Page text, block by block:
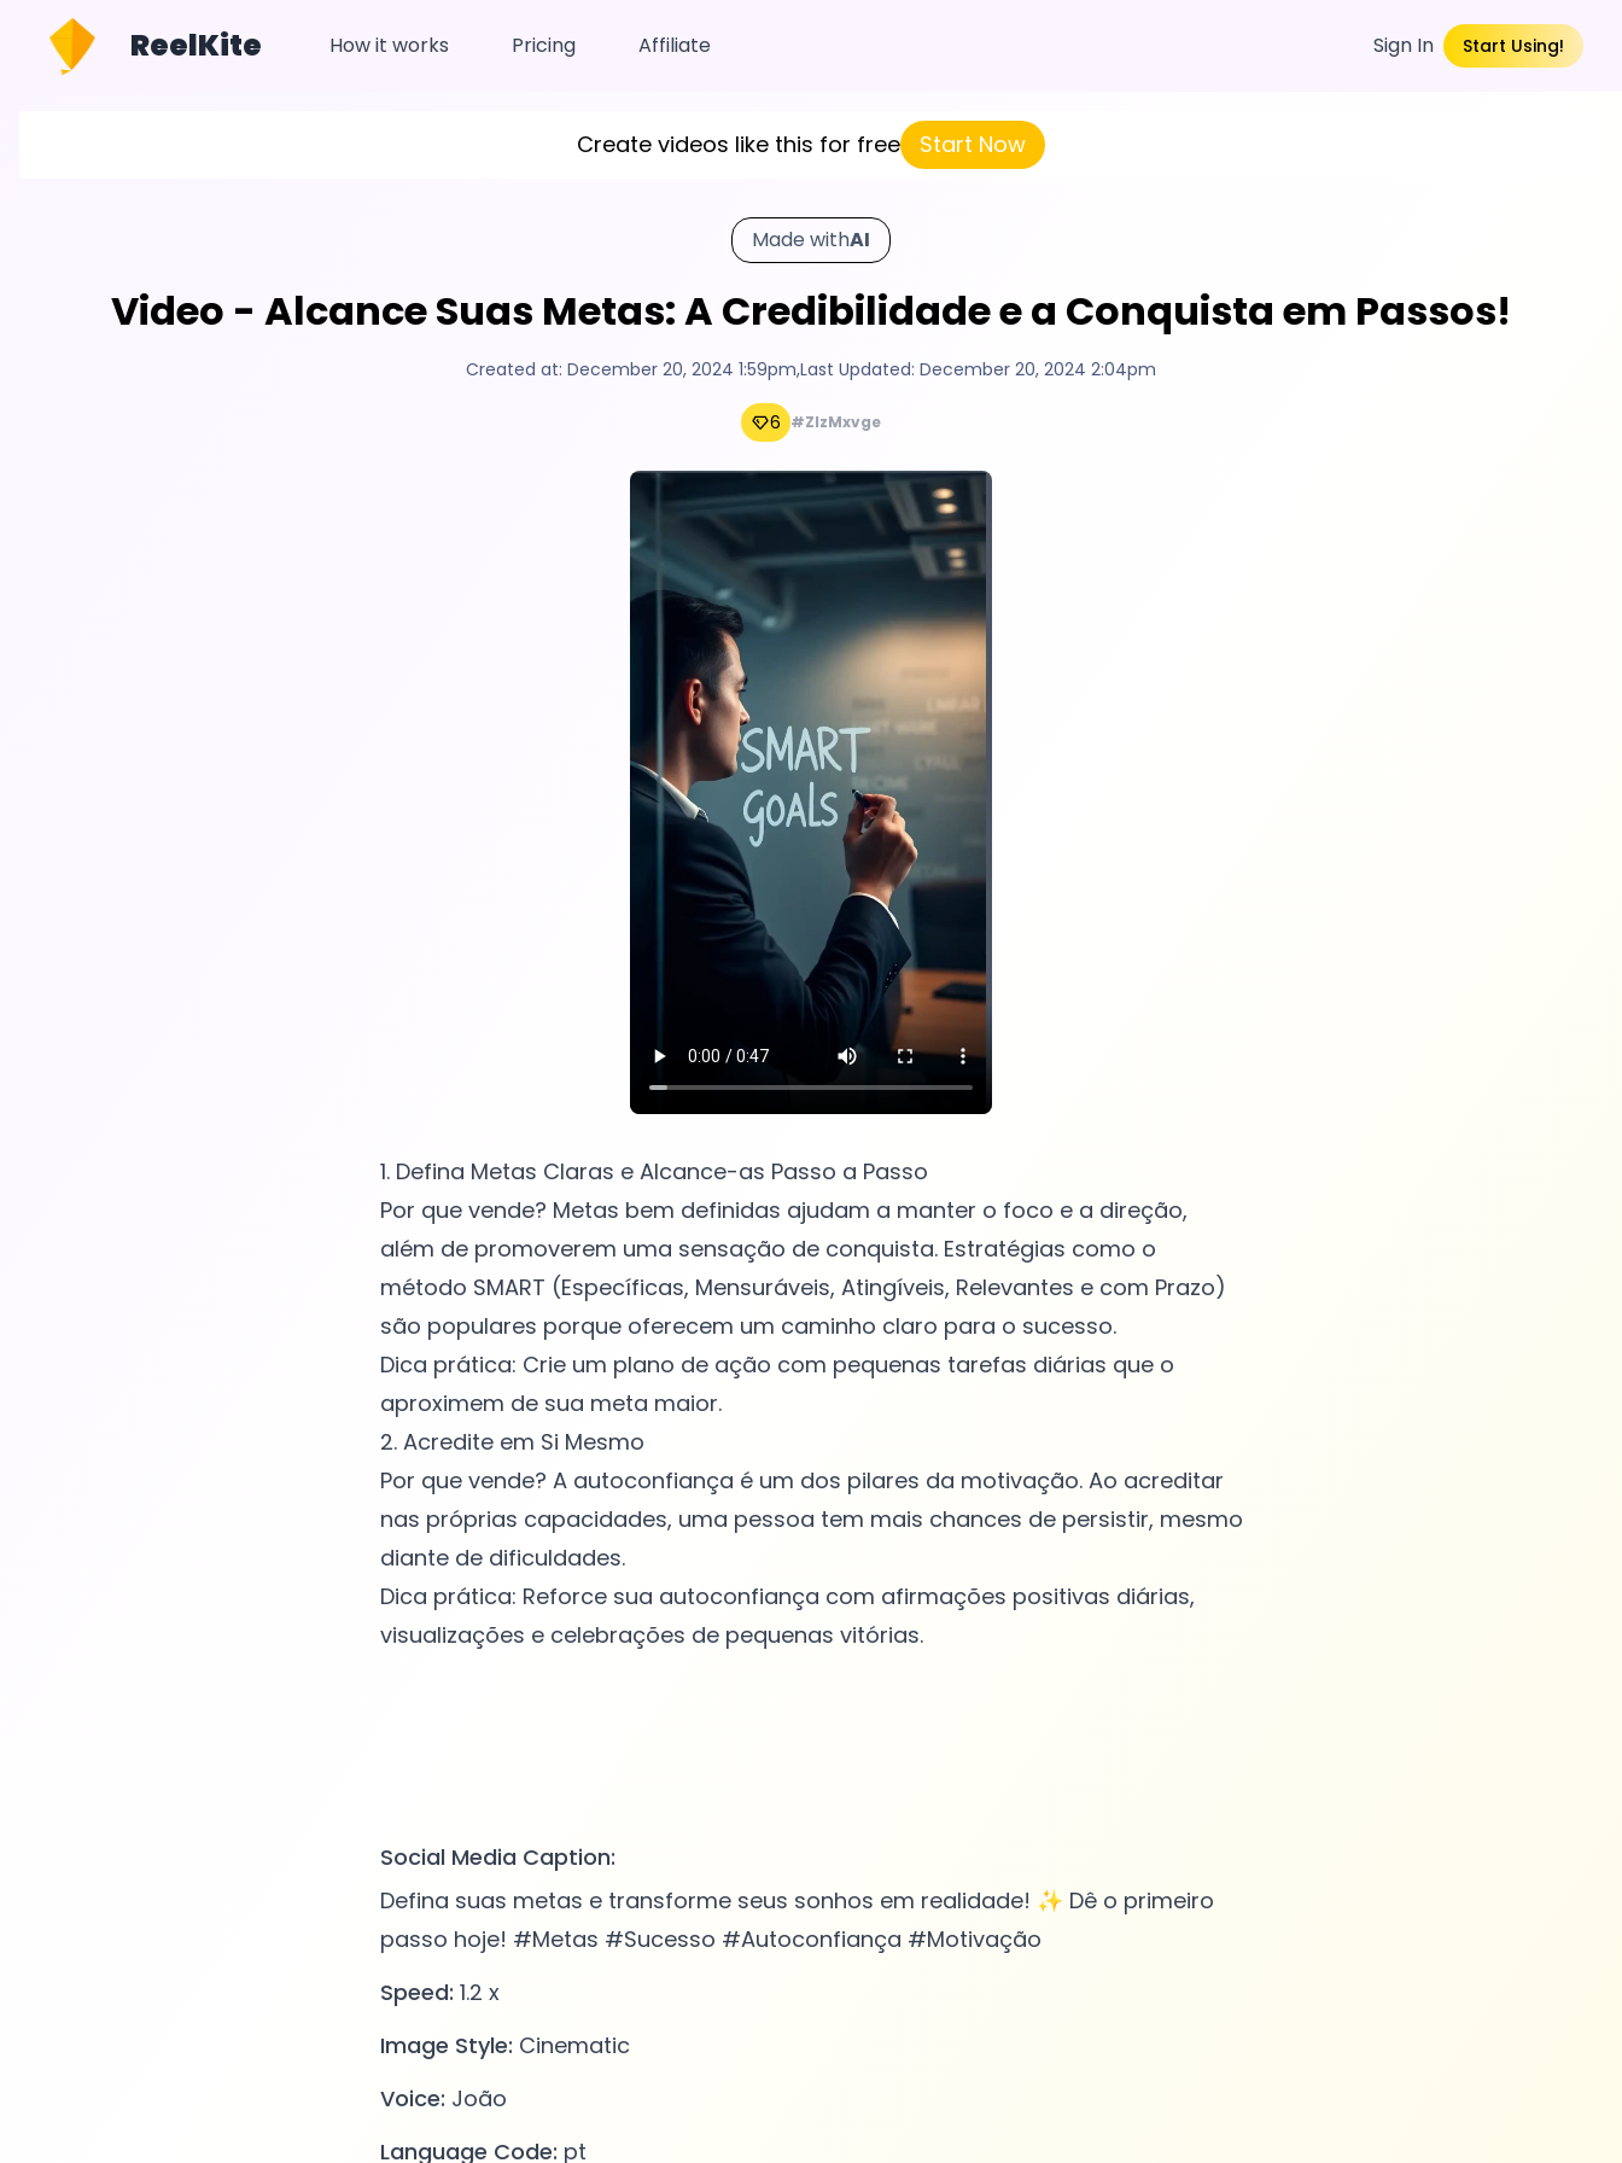
ReelKite How it works Pricing Affiliate Sign In Start Using!
Create videos like this for free Start Now
Made withAI
Video - Alcance Suas Metas: A Credibilidade e a Conquista em Passos!
Created at: December 20, 2024 1:59pm,Last Updated: December 20, 2024 2:04pm
6 #ZIzMxvge
1. Defina Metas Claras e Alcance-as Passo a Passo
Por que vende? Metas bem definidas ajudam a manter o foco e a direção,
além de promoverem uma sensação de conquista. Estratégias como o
método SMART (Específicas, Mensuráveis, Atingíveis, Relevantes e com Prazo)
são populares porque oferecem um caminho claro para o sucesso.
Dica prática: Crie um plano de ação com pequenas tarefas diárias que o
aproximem de sua meta maior.
2. Acredite em Si Mesmo
Por que vende? A autoconfiança é um dos pilares da motivação. Ao acreditar
nas próprias capacidades, uma pessoa tem mais chances de persistir, mesmo
diante de dificuldades.
Dica prática: Reforce sua autoconfiança com afirmações positivas diárias,
visualizações e celebrações de pequenas vitórias.
Social Media Caption:
Defina suas metas e transforme seus sonhos em realidade! ✨ Dê o primeiro
passo hoje! #Metas #Sucesso #Autoconfiança #Motivação
Speed: 1.2 x
Image Style: Cinematic
Voice: João
Language Code: pt